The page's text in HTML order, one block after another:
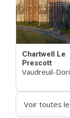
Chartwell Le
Prescott
Vaudreuil-
Voir toutes